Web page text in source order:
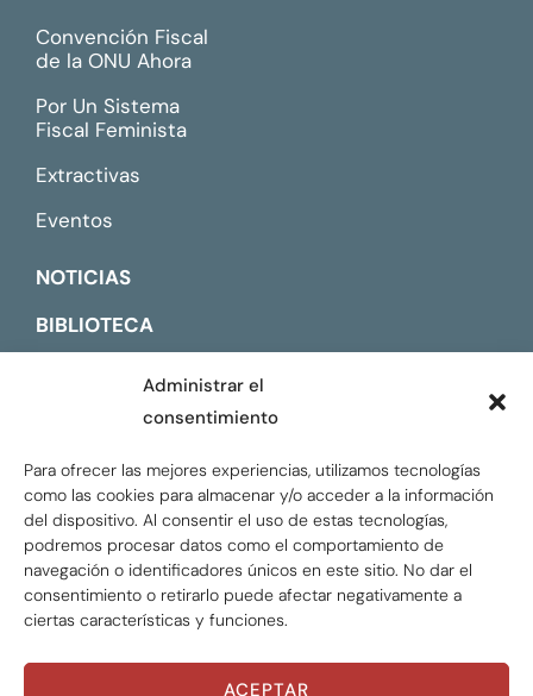
Administrar el
consentimiento
Para ofrecer las mejores experiencias, utilizamos tecnologías
como las cookies para almacenar y/o acceder a la información
del dispositivo. Al consentir el uso de estas tecnologías,
podremos procesar datos como el comportamiento de
navegación o identificadores únicos en este sitio. No dar el
consentimiento o retirarlo puede afectar negativamente a
ciertas características y funciones.
ACEPTAR
Convención Fiscal
de la ONU Ahora
Por Un Sistema
Fiscal Feminista
Extractivas
Eventos
NOTICIAS
BIBLIOTECA